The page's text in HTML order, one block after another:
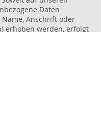
Daten
Anschrift oder
erhoben werden, erfolgt